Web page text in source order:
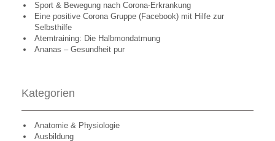
Sport & Bewegung nach Corona-Erkrankung
Eine positive Corona Gruppe (Facebook) mit Hilfe zur
Selbsthilfe
Atemtraining: Die Halbmondatmung
Ananas – Gesundheit pur
Kategorien
Anatomie & Physiologie
Ausbildung